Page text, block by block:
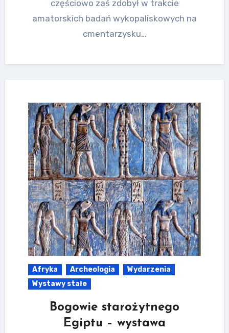
częściowo zaś zdobył w trakcie
amatorskich badań wykopaliskowych na
cmentarzysku…
Afryka Archeologia
Wydarzenia
Wystawy stałe
Bogowie starożytnego
Egiptu – wystawa